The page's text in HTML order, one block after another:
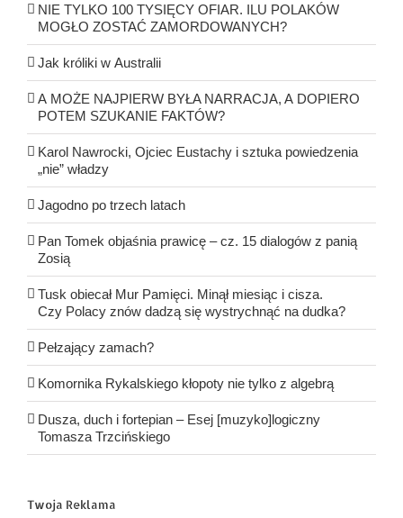
NIE TYLKO 100 TYSIĘCY OFIAR. ILU POLAKÓW
MOGŁO ZOSTAĆ ZAMORDOWANYCH?
Jak króliki w Australii
A MOŻE NAJPIERW BYŁA NARRACJA, A DOPIERO
POTEM SZUKANIE FAKTÓW?
Karol Nawrocki, Ojciec Eustachy i sztuka powiedzenia
„nie” władzy
Jagodno po trzech latach
Pan Tomek objaśnia prawicę – cz. 15 dialogów z panią
Zosią
Tusk obiecał Mur Pamięci. Minął miesiąc i cisza.
Czy Polacy znów dadzą się wystrychnąć na dudka?
Pełzający zamach?
Komornika Rykalskiego kłopoty nie tylko z algebrą
Dusza, duch i fortepian – Esej [muzyko]logiczny
Tomasza Trzcińskiego
Twoja Reklama